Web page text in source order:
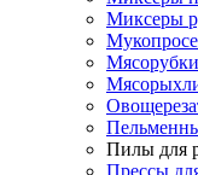
Миксеры
Мясорубки
Пилы для
Прессы